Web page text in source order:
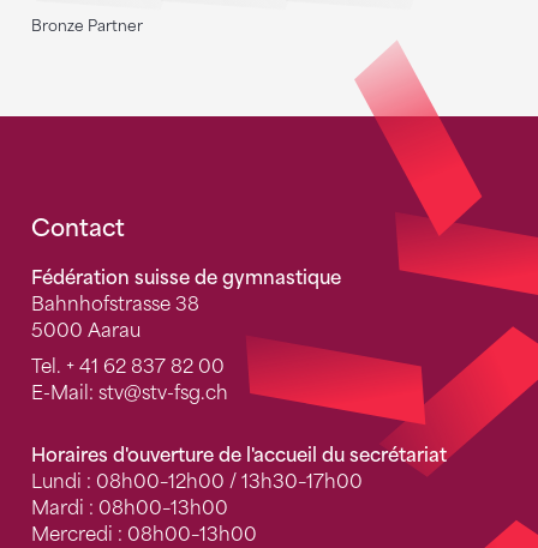
Bronze Partner
Fusszeile
Contact
Fédération suisse de gymnastique
Bahnhofstrasse 38
5000 Aarau
Tel. + 41 62 837 82 00
E-Mail: stv@stv-fsg.ch
Horaires d'ouverture de l'accueil du secrétariat
Lundi : 08h00–12h00 / 13h30–17h00
Mardi : 08h00–13h00
Mercredi : 08h00–13h00